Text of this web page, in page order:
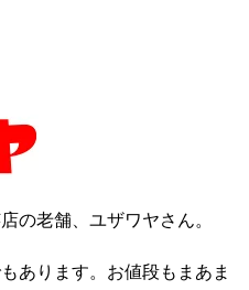
の老舗、ユザワヤさん。
あります。お値段もまあま